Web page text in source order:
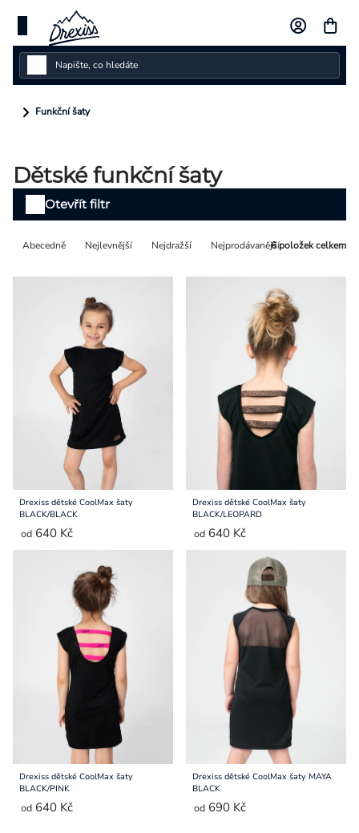
obsah
Dámské
Pánské
Kolekce
Dárkové poukazy
Přihlášení
Funkční šaty
Dětské funkční šaty
Řazení
Abecedně Nejlevnější Nejdražší Nejprodávanější
6položek celkem
Otevřít filtr
Výpis
produktů
Drexiss dětské CoolMax šaty
BLACK/BLACK
od 640 Kč
Drexiss dětské CoolMax šaty
BLACK/LEOPARD
od 640 Kč
Drexiss dětské CoolMax šaty
BLACK/PINK
od 640 Kč
Drexiss dětské CoolMax šaty MAYA
BLACK
od 690 Kč